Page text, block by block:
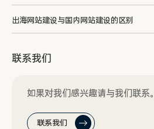
出海网站建设与国内网站建设的区别
联系我们
如果对我们感兴趣请与我们联系。
联系我们